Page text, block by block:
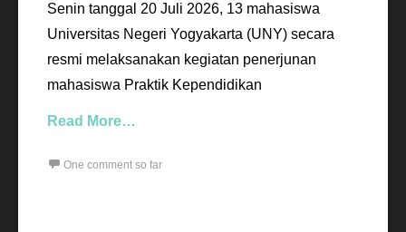
Senin tanggal 20 Juli 2026, 13 mahasiswa
Universitas Negeri Yogyakarta (UNY) secara
resmi melaksanakan kegiatan penerjunan
mahasiswa Praktik Kependidikan
Read More…
One comment so far